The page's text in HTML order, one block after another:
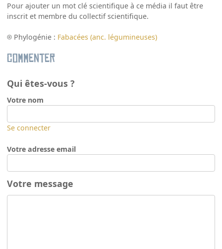
Pour ajouter un mot clé scientifique à ce média il faut être
inscrit et membre du collectif scientifique.
Phylogénie : Fabacées (anc. légumineuses)
Commenter
Qui êtes-vous ?
Votre nom
Se connecter
Votre adresse email
Votre message